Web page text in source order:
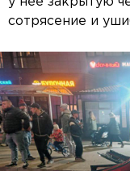
сотрясение и